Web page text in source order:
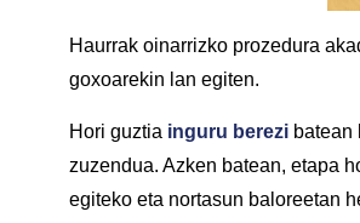
Haurrak oinarrizko prozedura
goxoarekin lan egiten.
Hori guztia inguru berezi batean
zuzendua. Azken batean, etapa
egiteko eta nortasun baloreetan